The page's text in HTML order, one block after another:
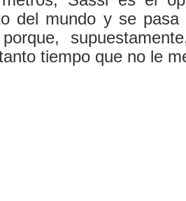
del mundo y se pasa
tiempo que no le